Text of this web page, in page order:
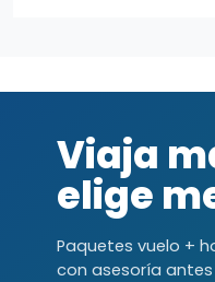
Viaja
elige
Paquetes vuelo +
con asesoría antes